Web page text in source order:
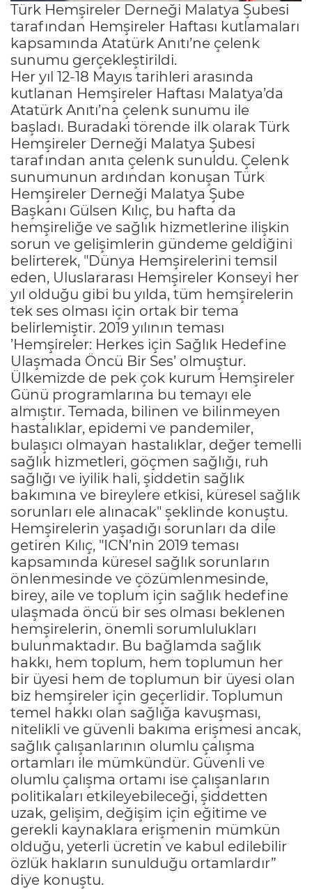
Türk Hemşireler Derneği Malatya Şubesi
tarafından Hemşireler Haftası kutlamaları
kapsamında Atatürk Anıtı’ne çelenk
sunumu gerçekleştirildi.
Her yıl 12-18 Mayıs tarihleri arasında
kutlanan Hemşireler Haftası Malatya’da
Atatürk Anıtı’na çelenk sunumu ile
başladı. Buradaki törende ilk olarak Türk
Hemşireler Derneği Malatya Şubesi
tarafından anıta çelenk sunuldu. Çelenk
sunumunun ardından konuşan Türk
Hemşireler Derneği Malatya Şube
Başkanı Gülsen Kılıç, bu hafta da
hemşireliğe ve sağlık hizmetlerine ilişkin
sorun ve gelişimlerin gündeme geldiğini
belirterek, "Dünya Hemşirelerini temsil
eden, Uluslararası Hemşireler Konseyi her
yıl olduğu gibi bu yılda, tüm hemşirelerin
tek ses olması için ortak bir tema
belirlemiştir. 2019 yılının teması
’Hemşireler: Herkes için Sağlık Hedefine
Ulaşmada Öncü Bir Ses’ olmuştur.
Ülkemizde de pek çok kurum Hemşireler
Günü programlarına bu temayı ele
almıştır. Temada, bilinen ve bilinmeyen
hastalıklar, epidemi ve pandemiler,
bulaşıcı olmayan hastalıklar, değer temelli
sağlık hizmetleri, göçmen sağlığı, ruh
sağlığı ve iyilik hali, şiddetin sağlık
bakımına ve bireylere etkisi, küresel sağlık
sorunları ele alınacak" şeklinde konuştu.
Hemşirelerin yaşadığı sorunları da dile
getiren Kılıç, "ICN’nin 2019 teması
kapsamında küresel sağlık sorunların
önlenmesinde ve çözümlenmesinde,
birey, aile ve toplum için sağlık hedefine
ulaşmada öncü bir ses olması beklenen
hemşirelerin, önemli sorumlulukları
bulunmaktadır. Bu bağlamda sağlık
hakkı, hem toplum, hem toplumun her
bir üyesi hem de toplumun bir üyesi olan
biz hemşireler için geçerlidir. Toplumun
temel hakkı olan sağlığa kavuşması,
nitelikli ve güvenli bakıma erişmesi ancak,
sağlık çalışanlarının olumlu çalışma
ortamları ile mümkündür. Güvenli ve
olumlu çalışma ortamı ise çalışanların
politikaları etkileyebileceği, şiddetten
uzak, gelişim, değişim için eğitime ve
gerekli kaynaklara erişmenin mümkün
olduğu, yeterli ücretin ve kabul edilebilir
özlük hakların sunulduğu ortamlardır”
diye konuştu.